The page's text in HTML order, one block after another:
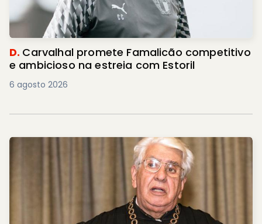
D. Carvalhal promete Famalicão competitivo
e ambicioso na estreia com Estoril
6 agosto 2026